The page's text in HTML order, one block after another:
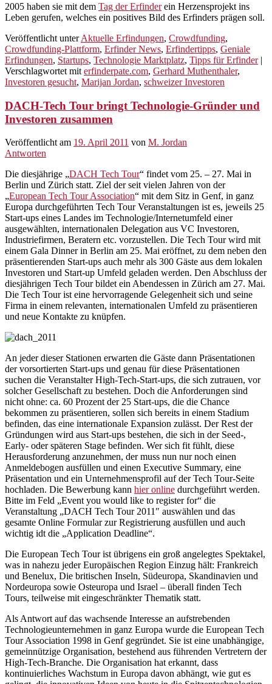
2005 haben sie mit dem Tag der Erfinderein Herzensprojekt ins
Leben gerufen, welches ein positives Bild des Erfinders prägen soll.
Veröffentlicht unter Aktuelle Erfindungen, Crowdfunding,
Crowdfunding-Plattform, Erfinder News, Erfindertipps, Geniale
Erfindungen, Startups, Technologie Marktplatz, Tipps für Erfinder |
Verschlagwortet mit erfinderpate.com, Gerhard Muthenthaler,
Investoren gesucht, Marijan Jordan, schweizer Investoren
DACH-Tech Tour bringt Technologie-Gründer und
Investoren zusammen
Veröffentlicht am 19. April 2011 von M. Jordan
Antworten
Die diesjährige „DACH Tech Tour“ findet vom 25. – 27. Mai in
Berlin und Zürich statt. Ziel der seit vielen Jahren von der
„European Tech Tour Association“ mit dem Sitz in Genf, in ganz
Europa durchgeführten Tech Tour Veranstaltungen ist es, jeweils 25
Start-ups eines Landes im Technologie/Internetumfeld einer
ausgewählten, internationalen Delegation aus VC Investoren,
Industriefirmen, Beratern etc. vorzustellen. Die Tech Tour wird mit
einem Gala Dinner in Berlin am 25. Mai eröffnet, zu dem neben den
präsentierenden Start-ups auch mehr als 300 Gäste aus dem lokalen
Investoren und Start-up Umfeld geladen werden. Den Abschluss der
diesjährigen Tech Tour bildet ein Abendessen in Zürich am 27. Mai.
Die Tech Tour ist eine hervorragende Gelegenheit sich und seine
Firma in einem relevanten, internationalen Umfeld zu präsentieren
und neue Kontakte zu knüpfen.
An jeder dieser Stationen erwarten die Gäste dann Präsentationen
der vorsortierten Start-ups und genau für diese Präsentationen
suchen die Veranstalter High-Tech-Start-ups, die sich zutrauen, vor
solcher Gesellschaft zu bestehen. Doch die Anforderungen sind
nicht ohne: ca. 60 Prozent der 25 Start-ups, die die Chance
bekommen zu präsentieren, sollen sich bereits in einem Stadium
befinden, das eine internationale Expansion zulässt. Der Rest der
Gründungen wird aus Start-ups bestehen, die sich in der Seed-,
Early- oder späteren Stage befinden. Wer sich fit fühlt, diese
Herausforderung anzunehmen, der muss nun nur noch einen
Anmeldebogen ausfüllen und einen Executive Summary, eine
Präsentation und ein Unternehmensprofil auf der Tech Tour-Seite
hochladen. Die Bewerbung kann hier online durchgeführt werden.
Bitte im Feld „Event you would like to register for“ die
Veranstaltung „DACH Tech Tour 2011″ auswählen und das
gesamte Online Formular zur Registrierung ausfüllen und auch
wichtig idt die „Application Deadline“.
Die European Tech Tour ist übrigens ein groß angelegtes Spektakel,
was in nahezu jeder Europäischen Region Einzug hält: Frankreich
und Benelux, Die britischen Inseln, Südeuropa, Skandinavien und
Nordeuropa sowie Osteuropa und Israel – überall finden Tech
Tours, teilweise mit eingeschränkter Thematik statt.
Als Antwort auf das wachsende Interesse an aufstrebenden
Technologieunternehmen in ganz Europa wurde die European Tech
Tour Association 1998 in Genf gegründet. Sie ist eine unabhängige,
gemeinnützige Organisation, bestehend aus führenden Vertretern der
High-Tech-Branche. Die Organisation hat erkannt, dass
kontinuierliches Wachstum in Europa davon abhängt, wie gut es